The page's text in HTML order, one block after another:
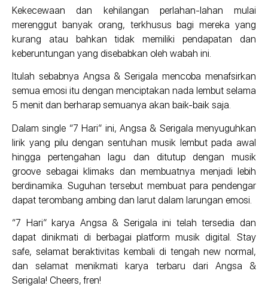
Kekecewaan dan kehilangan perlahan-lahan mulai
merenggut banyak orang, terkhusus bagi mereka yang
kurang atau bahkan tidak memiliki pendapatan dan
keberuntungan yang disebabkan oleh wabah ini.
Itulah sebabnya Angsa & Serigala mencoba menafsirkan
semua emosi itu dengan menciptakan nada lembut selama
5 menit dan berharap semuanya akan baik-baik saja.
Dalam single “7 Hari” ini, Angsa & Serigala menyuguhkan
lirik yang pilu dengan sentuhan musik lembut pada awal
hingga pertengahan lagu dan ditutup dengan musik
groove sebagai klimaks dan membuatnya menjadi lebih
berdinamika. Suguhan tersebut membuat para pendengar
dapat terombang ambing dan larut dalam larungan emosi.
“7 Hari” karya Angsa & Serigala ini telah tersedia dan
dapat dinikmati di berbagai platform musik digital. Stay
safe, selamat beraktivitas kembali di tengah new normal,
dan selamat menikmati karya terbaru dari Angsa &
Serigala! Cheers, fren!